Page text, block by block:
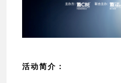
活动简介：